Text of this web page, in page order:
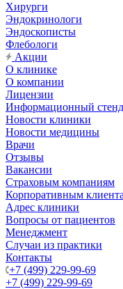
Хирурги
Эндокринологи
Эндоскописты
Флебологи
Акции
О клинике
О компании
Лицензии
Информационный
Новости клиники
Новости медицины
Врачи
Отзывы
Вакансии
Страховым компаниям
Корпоративным
Адрес клиники
Вопросы от пациентов
Менеджмент
Случаи из практики
Контакты
+7 (499) 229-99-69
+7 (499) 229-99-69